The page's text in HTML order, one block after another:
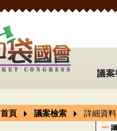
首頁 議案檢索 詳細資料